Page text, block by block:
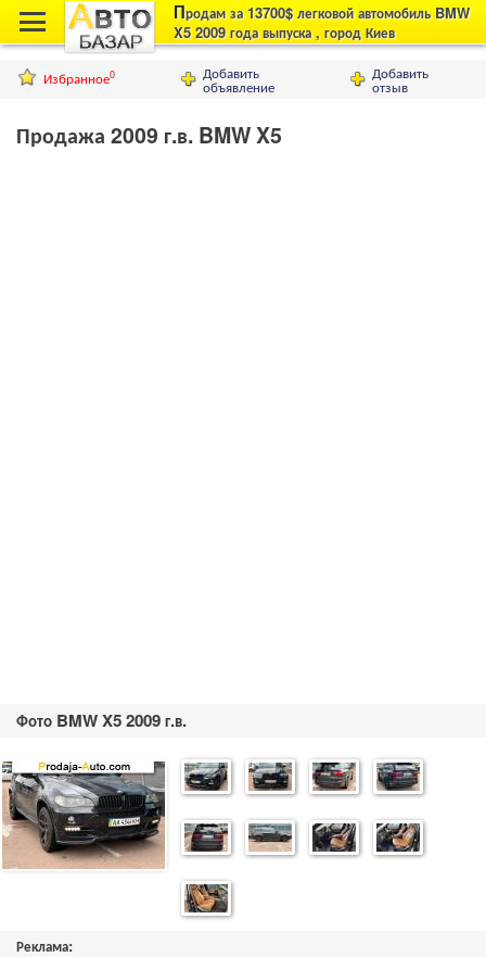
Продам за 13700$ легковой автомобиль BMW
X5 2009 года выпуска , город Киев
Добавить
отзыв
Добавить
объявление
Избранное0
Продажа 2009 г.в. BMW X5
Фото BMW X5 2009 г.в.
Реклама: